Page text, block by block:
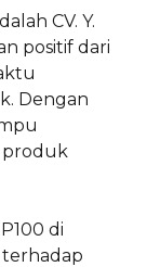
CV. Y.
positif dari
Dengan
produk
di